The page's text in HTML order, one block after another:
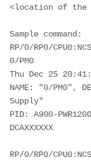
<location of the
Sample command:
RP/0/RP0/
0/PM0
Thu Dec 25
NAME: "0/PM0",
Supply"
PID: A900-
DCAXXXXXX
RP/0/RP0/